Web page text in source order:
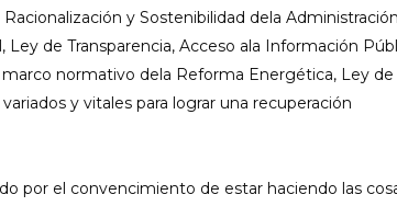
y Sostenibilidad dela Administración
de Transparencia, Acceso ala Información
normativo dela Reforma Energética, Ley de
y vitales para lograr una recuperación
por el convencimiento de estar haciendo las